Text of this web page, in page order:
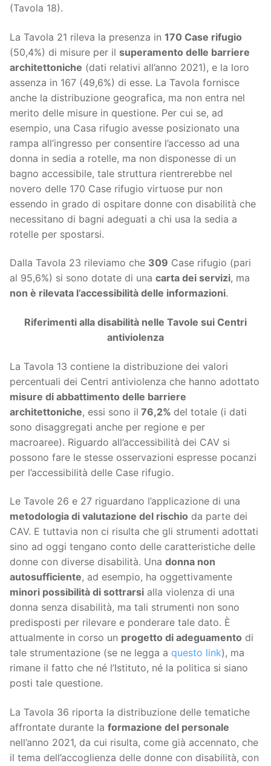
(Tavola 18).
La Tavola 21 rileva la presenza in 170 Case rifugio
(50,4%) di misure per il superamento delle barriere
architettoniche (dati relativi all’anno 2021), e la loro
assenza in 167 (49,6%) di esse. La Tavola fornisce
anche la distribuzione geografica, ma non entra nel
merito delle misure in questione. Per cui se, ad
esempio, una Casa rifugio avesse posizionato una
rampa all’ingresso per consentire l’accesso ad una
donna in sedia a rotelle, ma non disponesse di un
bagno accessibile, tale struttura rientrerebbe nel
novero delle 170 Case rifugio virtuose pur non
essendo in grado di ospitare donne con disabilità che
necessitano di bagni adeguati a chi usa la sedia a
rotelle per spostarsi.
Dalla Tavola 23 rileviamo che 309 Case rifugio (pari
al 95,6%) si sono dotate di una carta dei servizi, ma
non è rilevata l’accessibilità delle informazioni.
Riferimenti alla disabilità nelle Tavole sui Centri
antiviolenza
La Tavola 13 contiene la distribuzione dei valori
percentuali dei Centri antiviolenza che hanno adottato
misure di abbattimento delle barriere
architettoniche, essi sono il 76,2% del totale (i dati
sono disaggregati anche per regione e per
macroaree). Riguardo all’accessibilità dei CAV si
possono fare le stesse osservazioni espresse pocanzi
per l’accessibilità delle Case rifugio.
Le Tavole 26 e 27 riguardano l’applicazione di una
metodologia di valutazione del rischio da parte dei
CAV. E tuttavia non ci risulta che gli strumenti adottati
sino ad oggi tengano conto delle caratteristiche delle
donne con diverse disabilità. Una donna non
autosufficiente, ad esempio, ha oggettivamente
minori possibilità di sottrarsi alla violenza di una
donna senza disabilità, ma tali strumenti non sono
predisposti per rilevare e ponderare tale dato. È
attualmente in corso un progetto di adeguamento di
tale strumentazione (se ne legga a questo link), ma
rimane il fatto che né l’Istituto, né la politica si siano
posti tale questione.
La Tavola 36 riporta la distribuzione delle tematiche
affrontate durante la formazione del personale
nell’anno 2021, da cui risulta, come già accennato, che
il tema dell’accoglienza delle donne con disabilità, con